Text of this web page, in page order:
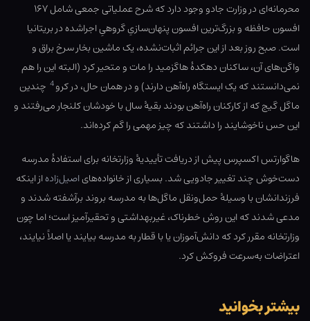
محرمانه‌ای در وزارت جادو وجود دارد که شرح عملیاتی جمعی شامل ۱۶۷
افسون حافظه و بزرگ‌ترین افسون پنهان‌سازیِ گروهیِ اجراشده در بریتانیا
است. صبح روز بعد از این جرائم اثبات‌نشده، یک ماشین بخار سرخ براق و
واگن‌های آن، ساکنان دهکدهٔ هاگزمید را مات و متحیر کرد (البته این را هم
نمی‌دانستند که یک ایستگاه راه‌آهن دارند) و در همان حال، در کرو4 چندین
ماگل گیج که از کارکنان راه‌آهن بودند بقیهٔ سال با خودشان کلنجار می‌رفتند و
این حس ناخوشایند را داشتند که چیز مهمی را گم کرده‌اند.
هاگوارتس اکسپرس پیش از دریافت تأییدیهٔ وزارتخانه برای استفادهٔ مدرسه
دست‌خوش چند تغییر جادویی شد. بسیاری از خانواده‌هایاصیل‌زادهاز اینکه
فرزندانشان با وسیلهٔ حمل‌ونقل ماگل‌ها به مدرسه بروند برآشفته شدند و
مدعی شدند که این روش خطرناک، غیربهداشتی و تحقیرآمیز است؛ اما چون
وزارتخانه مقرر کرد که دانش‌آموزان یا با قطار به مدرسه بیایند یا اصلاً نیایند،
اعتراضات به‌سرعت فروکش کرد.
بیشتر بخوانید